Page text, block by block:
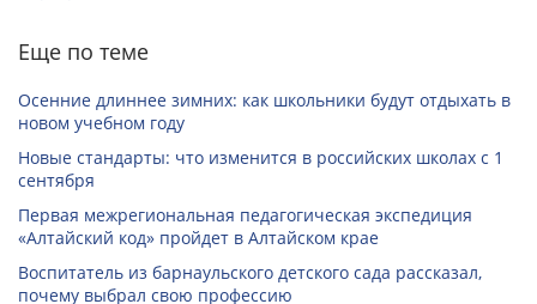
Еще по теме
Осенние длиннее зимних: как школьники будут отдыхать в
новом учебном году
Новые стандарты: что изменится в российских школах с 1
сентября
Первая межрегиональная педагогическая экспедиция
«Алтайский код» пройдет в Алтайском крае
Воспитатель из барнаульского детского сада рассказал,
почему выбрал свою профессию